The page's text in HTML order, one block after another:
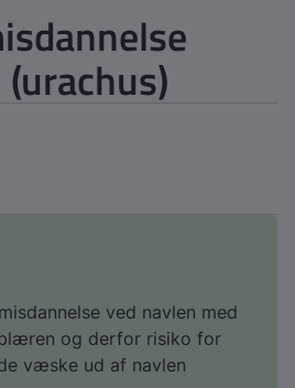
ved navlen med
og derfor risiko for
væske ud af navlen